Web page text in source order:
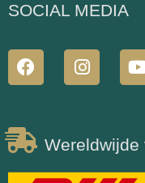
SOCIAL MEDIA
Wereldwijde